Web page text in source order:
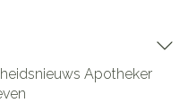
Apotheker